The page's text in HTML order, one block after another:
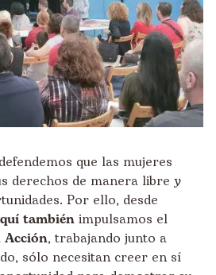
que las mujeres
derechos de manera libre y
Por ello, desde
también impulsamos el
Acción, trabajando junto a
sólo necesitan creer en sí